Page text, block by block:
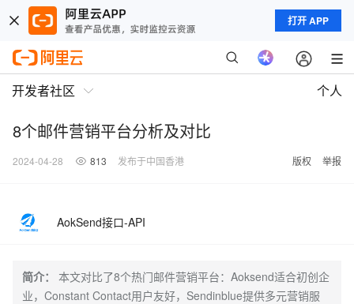
打开 APP
开发者社区 个人
8个邮件营销平台分析及对比
2024-04-28 813 发布于中国香港 版权 举报
AokSend接口-API
简介：
本文对比了8个热门邮件营销平台：Aoksend适合初创企
业，Constant Contact用户友好，Sendinblue提供多元营销服